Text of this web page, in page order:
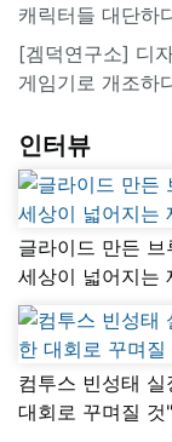
캐릭터들 대단하
[겜덕연구소] 디
게임기로 개조하
인터뷰
글라이드 만든 브
세상이 넓어지는
컴투스 빈성태
대회로 꾸며질 것"